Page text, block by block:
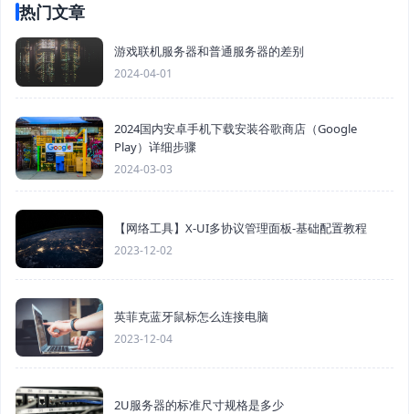
热门文章
游戏联机服务器和普通服务器的差别
2024-04-01
2024国内安卓手机下载安装谷歌商店（Google
Play）详细步骤
2024-03-03
【网络工具】X-UI多协议管理面板-基础配置教程
2023-12-02
英菲克蓝牙鼠标怎么连接电脑
2023-12-04
2U服务器的标准尺寸规格是多少